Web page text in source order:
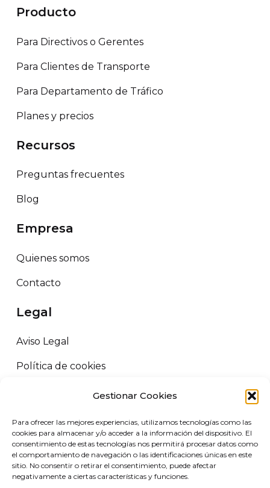
Gestionar Cookies
Para ofrecer las mejores experiencias, utilizamos tecnologías como las
cookies para almacenar y/o acceder a la información del dispositivo. El
consentimiento de estas tecnologías nos permitirá procesar datos como
el comportamiento de navegación o las identificaciones únicas en este
sitio. No consentir o retirar el consentimiento, puede afectar
negativamente a ciertas características y funciones.
Producto
Para Directivos o Gerentes
Para Clientes de Transporte
Para Departamento de Tráfico
Planes y precios
Recursos
Preguntas frecuentes
Blog
Empresa
Quienes somos
Contacto
Legal
Aviso Legal
Política de cookies
Política de privacidad
ORUS LOGISTICS ©2026Todos los derechos reservados.
VIRGIN MARKET SLU. B72458227 Camino de Adra nº5, 04700 El
Ejido, Almería.